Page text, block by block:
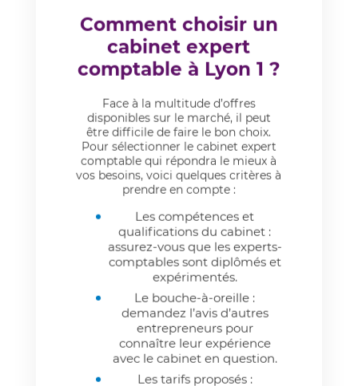
Comment choisir un
cabinet expert
comptable à Lyon 1 ?
Face à la multitude d’offres
disponibles sur le marché, il peut
être difficile de faire le bon choix.
Pour sélectionner le cabinet expert
comptable qui répondra le mieux à
vos besoins, voici quelques critères à
prendre en compte :
Les compétences et
qualifications du cabinet :
assurez-vous que les experts-
comptables sont diplômés et
expérimentés.
Le bouche-à-oreille :
demandez l’avis d’autres
entrepreneurs pour
connaître leur expérience
avec le cabinet en question.
Les tarifs proposés :